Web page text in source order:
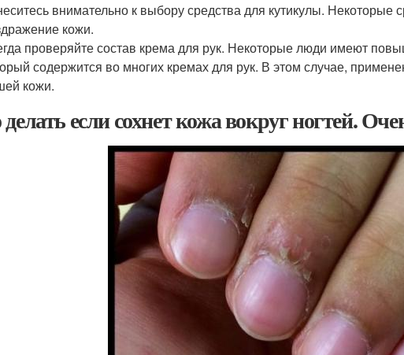
внимательно к выбору средства для кутикулы. Некоторые
кожи.
проверяйте состав крема для рук. Некоторые люди имеют
содержится во многих кремах для рук. В этом случае,
кожи.
если сохнет кожа вокруг ногтей.